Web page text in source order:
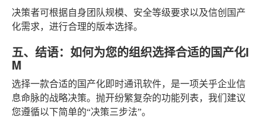
决策者可根据自身团队规模、安全等级要求以及信创国产
化需求，进行合理的版本选择。
五、结语：如何为您的组织选择合适的国产化I
M
选择一款合适的国产化即时通讯软件，是一项关乎企业信
息命脉的战略决策。抛开纷繁复杂的功能列表，我们建议
您遵循以下简单的“决策三步法”。